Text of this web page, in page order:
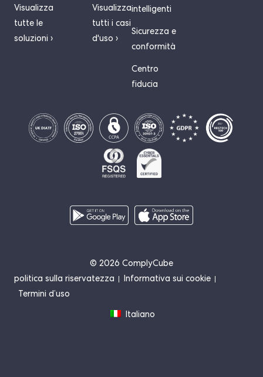
Visualizza
tutte le
soluzioni ›
Visualizza
tutti i casi
d'uso ›
intelligenti
Sicurezza e
conformità
Centro
fiducia
© 2026 ComplyCube
politica sulla riservatezza
Informativa sui cookie
Termini d’uso
Italiano